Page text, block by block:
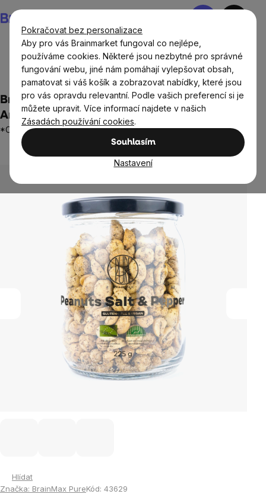
Pokračovat bez personalizace
Aby pro vás Brainmarket fungoval co nejlépe,
používáme cookies. Některé jsou nezbytné pro správné
fungování webu, jiné nám pomáhají vylepšovat obsah,
pamatovat si váš košík a zobrazovat nabídky, které jsou
pro vás opravdu relevantní. Podle vašich preferencí si je
můžete upravit. Více informací najdete v našich
Zásadách používání cookies.
Souhlasím
Nastavení
na
obsah
Nákupní
Potraviny Ořechy a semínka
BrainMax Pure® Peanuts Salt & Pepper,
Arašídy, Sůl & Pepř, BIO, 225 g
*CZ-BIO-001 certifikát
Průměrné
produktu
Hlídat
Značka: BrainMax PureKód: 43629